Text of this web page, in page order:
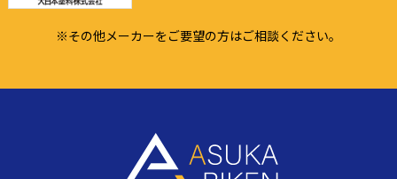
※その他メーカーをご要望の方はご相談ください。